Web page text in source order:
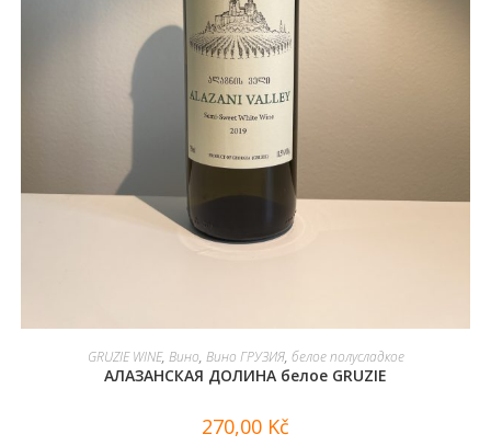
В КОРЗИНУ
GRUZIE WINE, Вино, Вино ГРУЗИЯ, белое полусладкое
АЛАЗАНСКАЯ ДОЛИНА белое GRUZIE
270,00 Kč